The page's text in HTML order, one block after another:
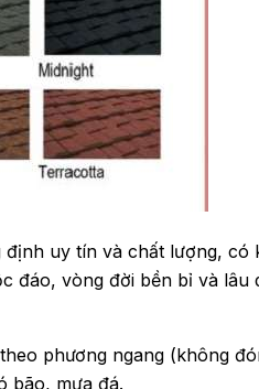
uy tín và chất lượng,
đáo, vòng đời bền bỉ và
phương ngang (không
bão, mưa đá.